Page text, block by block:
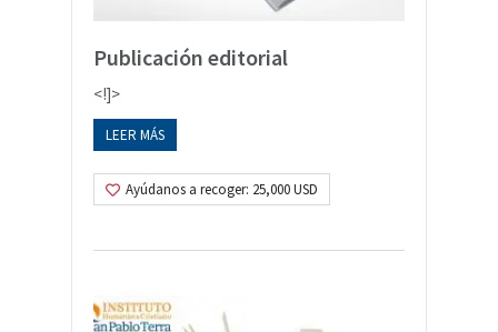
Publicación editorial
<!]>
LEER MÁS
Ayúdanos a recoger: 25,000 USD